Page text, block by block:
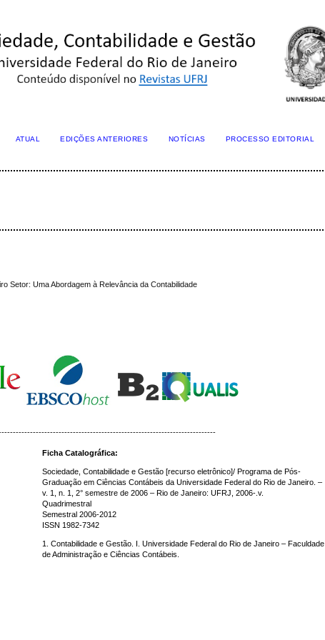
ATUAL EDIÇÕES ANTERIORES NOTÍCIAS PROCESSO EDITORIAL
Setor: Uma Abordagem à Relevância da Contabilidade
Ficha Catalográfica:
Sociedade, Contabilidade e Gestão [recurso eletrônico]/ Programa de Pós-
Graduação em Ciências Contábeis da Universidade Federal do Rio de Janeiro. –
v. 1, n. 1, 2° semestre de 2006 – Rio de Janeiro: UFRJ, 2006-.v.
Quadrimestral
Semestral 2006-2012
ISSN 1982-7342
1. Contabilidade e Gestão. I. Universidade Federal do Rio de Janeiro – Faculdade
de Administração e Ciências Contábeis.